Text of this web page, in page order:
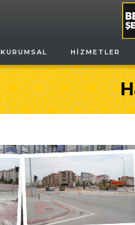
KURUMSAL HIZMETLER